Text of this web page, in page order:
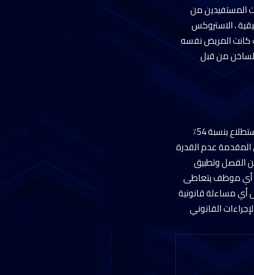
المستفيدين من
التخليقية ، الاستروكس
كانت المريض نفسه
خدمات الخط الساخن من قبل
وأضاف “عمرو عثمان” أن العوامل الدافعة للتعاطي وفقا لنتائج الخط الساخن جاءت في المقدمة حب الاستطلاع بنسبة 54٪
في المقدمة عدم القدرة
فى العمل والخوف من الفصل وتطبيق
أيضاً في تلقي الاتصالات من أي موظف يتعاطى
أي مساءلة قانونية
القانوني